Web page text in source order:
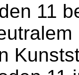
11